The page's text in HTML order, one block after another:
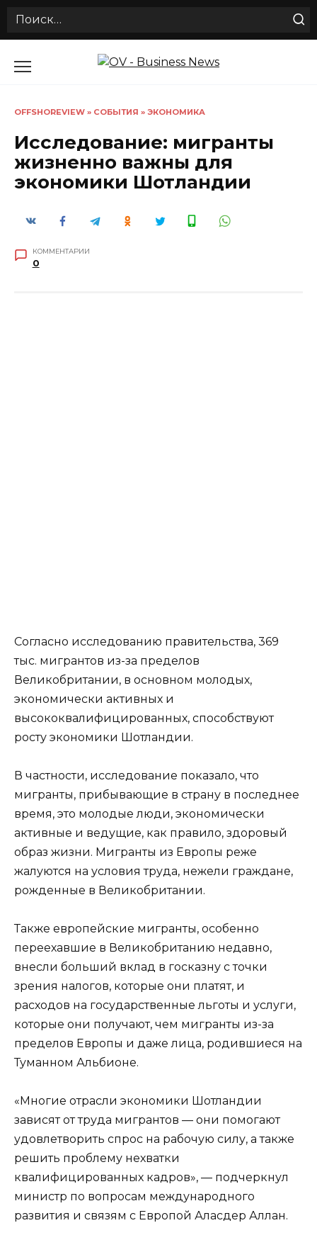
Search
OFFSHOREVIEW » СОБЫТИЯ » ЭКОНОМИКА
Исследование: мигранты
жизненно важны для
экономики Шотландии
КОММЕНТАРИИ
0
Согласно исследованию правительства, 369
тыс. мигрантов из-за пределов
Великобритании, в основном молодых,
экономически активных и
высококвалифицированных, способствуют
росту экономики Шотландии.
В частности, исследование показало, что
мигранты, прибывающие в страну в последнее
время, это молодые люди, экономически
активные и ведущие, как правило, здоровый
образ жизни. Мигранты из Европы реже
жалуются на условия труда, нежели граждане,
рожденные в Великобритании.
Также европейские мигранты, особенно
переехавшие в Великобританию недавно,
внесли больший вклад в госказну с точки
зрения налогов, которые они платят, и
расходов на государственные льготы и услуги,
которые они получают, чем мигранты из-за
пределов Европы и даже лица, родившиеся на
Туманном Альбионе.
«Многие отрасли экономики Шотландии
зависят от труда мигрантов — они помогают
удовлетворить спрос на рабочую силу, а также
решить проблему нехватки
квалифицированных кадров», — подчеркнул
министр по вопросам международного
развития и связям с Европой Аласдер Аллан.